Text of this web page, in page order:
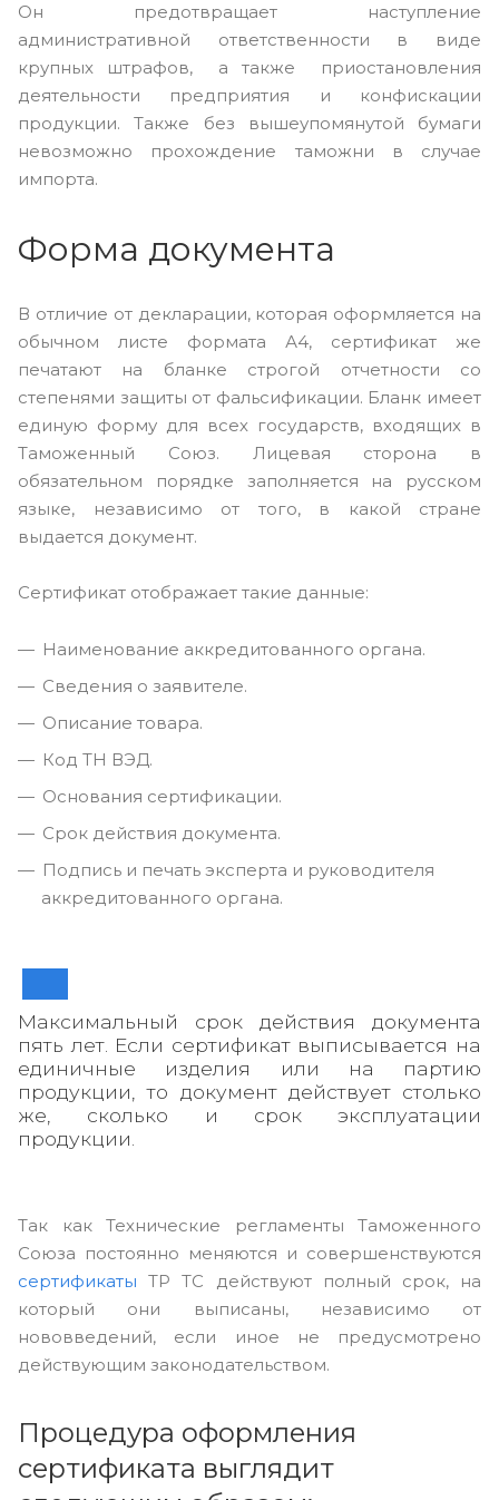
Он предотвращает наступление
административной ответственности в виде
крупных штрафов, а также приостановления
деятельности предприятия и конфискации
продукции. Также без вышеупомянутой бумаги
невозможно прохождение таможни в случае
импорта.
Форма документа
В отличие от декларации, которая оформляется на
обычном листе формата А4, сертификат же
печатают на бланке строгой отчетности со
степенями защиты от фальсификации. Бланк имеет
единую форму для всех государств, входящих в
Таможенный Союз. Лицевая сторона в
обязательном порядке заполняется на русском
языке, независимо от того, в какой стране
выдается документ.
Сертификат отображает такие данные:
Наименование аккредитованного органа.
Сведения о заявителе.
Описание товара.
Код ТН ВЭД.
Основания сертификации.
Срок действия документа.
Подпись и печать эксперта и руководителя
аккредитованного органа.
Максимальный срок действия документа
пять лет. Если сертификат выписывается на
единичные изделия или на партию
продукции, то документ действует столько
же, сколько и срок эксплуатации
продукции.
Так как Технические регламенты Таможенного
Союза постоянно меняются и совершенствуются
сертификаты ТР ТС действуют полный срок, на
который они выписаны, независимо от
нововведений, если иное не предусмотрено
действующим законодательством.
Процедура оформления
сертификата выглядит